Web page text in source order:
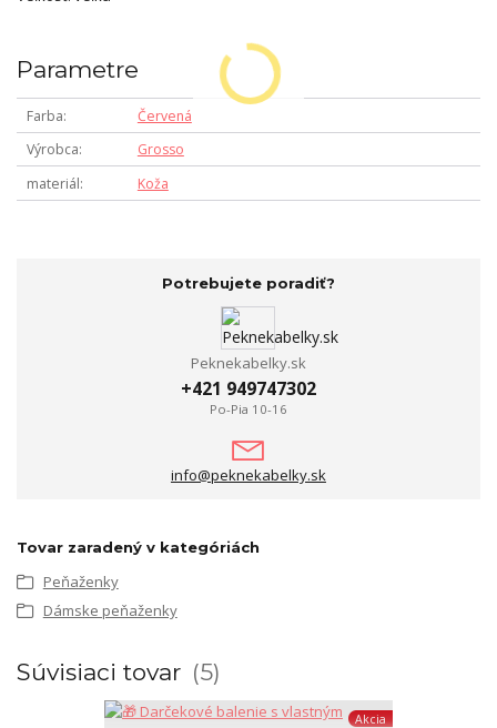
Parametre
Farba
Červená
Výrobca
Grosso
materiál
Koža
Potrebujete poradiť?
Peknekabelky.sk
+421 949747302
Po-Pia 10-16
info@peknekabelky.sk
Tovar zaradený v kategóriách
Peňaženky
Dámske peňaženky
Súvisiaci tovar 5
Akcia